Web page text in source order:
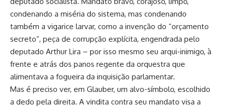
condenando a miséria do sistema, mas condenando
também a vigarice larvar, como a invenção do “orçamento
secreto”, peça de corrupção explícita, engendrada pelo
deputado Arthur Lira – por isso mesmo seu arqui-inimigo, à
frente e atrás dos panos regente da orquestra que
alimentava a fogueira da inquisição parlamentar.
Mas é preciso ver, em Glauber, um alvo-símbolo, escolhido
a dedo pela direita. A vindita contra seu mandato visa a